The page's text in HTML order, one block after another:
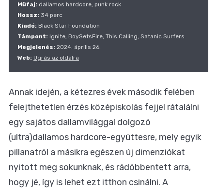
Műfaj: dallamos hardcore, punk rock
Hossz: 34 perc
Kiadó: Black Star Foundation
Támpont: Ignite, BoySetsFire, This Calling, Satanic Surfers
Megjelenés: 2024. április 26.
Web: Ugrás az oldalra
Annak idején, a kétezres évek második felében
felejthetetlen érzés középiskolás fejjel rátalálni
egy sajátos dallamvilággal dolgozó
(ultra)dallamos hardcore-együttesre, mely egyik
pillanatról a másikra egészen új dimenziókat
nyitott meg sokunknak, és rádöbbentett arra,
hogy jé, így is lehet ezt itthon csinálni. A